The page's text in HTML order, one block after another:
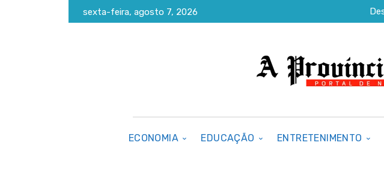
sexta-feira, agosto 7, 2026
ECONOMIA EDUCAÇÃO ENTRETENIMENTO